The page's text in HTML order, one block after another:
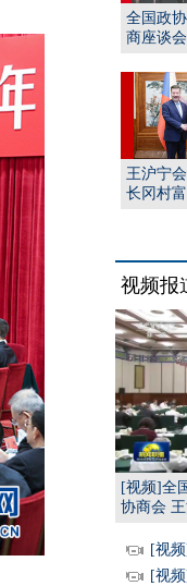
全国政
商座谈
动...
王沪宁
长冈村
视频报
[视频]全
协商会
[视
[视